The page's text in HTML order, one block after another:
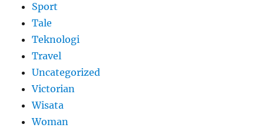
Sport
Tale
Teknologi
Travel
Uncategorized
Victorian
Wisata
Woman